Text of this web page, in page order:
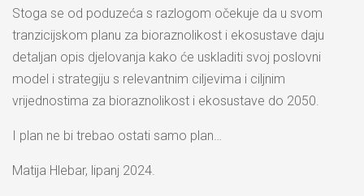
Stoga se od poduzeća s razlogom očekuje da u svom
tranzicijskom planu za bioraznolikost i ekosustave daju
detaljan opis djelovanja kako će uskladiti svoj poslovni
model i strategiju s relevantnim ciljevima i ciljnim
vrijednostima za bioraznolikost i ekosustave do 2050.
I plan ne bi trebao ostati samo plan…
Matija Hlebar, lipanj 2024.